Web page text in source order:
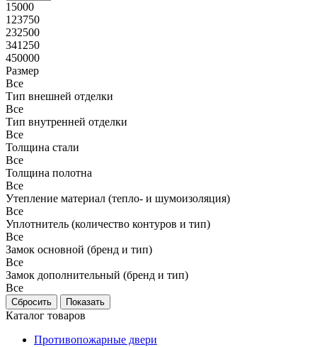
15000
123750
232500
341250
450000
Размер
Все
Тип внешней отделки
Все
Тип внутренней отделки
Все
Толщина стали
Все
Толщина полотна
Все
Утепление материал (тепло- и шумоизоляция)
Все
Уплотнитель (количество контуров и тип)
Все
Замок основной (бренд и тип)
Все
Замок дополнительный (бренд и тип)
Все
Каталог товаров
Противопожарные двери